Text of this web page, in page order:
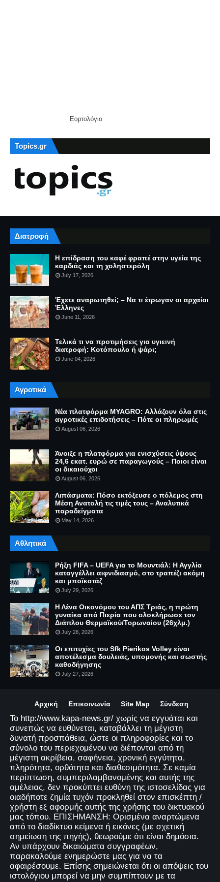
Εορτολόγιο
Topics.gr
Διατροφή
Η επίδραση του καφέ φραπέ στην υγεία της
καρδιάς και τη χοληστερόλη
July 17, 2026
Έχετε αναρωτηθεί; – Να τι έτρωγαν οι αρχαίοι
Έλληνες
June 11, 2026
Τελικά τι να προτιμήσεις για υγιεινή
διατροφή: Κοτόπουλο ή ψάρι;
June 04, 2026
Αγροτικά
Νέα πλατφόρμα MYAGRO: Αλλάζουν όλα στις
αγροτικές επιδοτήσεις – Πότε οι πληρωμές
August 06, 2026
Άνοιξε η πλατφόρμα για ενισχύσεις ύψους
24,6 εκατ. ευρώ σε παραγωγούς – Ποιοι είναι
οι δικαιούχοι
August 06, 2026
Λιπάσματα: Πόσο εκτόξευσε ο πόλεμος στη
Μέση Ανατολή τις τιμές τους – Αναλυτικά
παραδείγματα
May 14, 2026
Αθλητικά
Ρήξη FIFA – UEFA για το Μουντιάλ: Η Αγγλία
καταγγέλλει αιφνιδιασμό, στο τραπέζι ακόμη
και μποϊκοτάζ
July 29, 2026
Η Λένα Οικονόμου του ΑΠΣ Τριάς, η πρώτη
γυναίκα από Πιερία που ολοκλήρωσε τον
Διάπλου Θερμαϊκού/Τορωναίου (26χλμ.)
July 28, 2026
Οι επιτυχίες του Sfk Pierikos Volley είναι
αποτέλεσμα δουλειάς, υπομονής και σωστής
καθοδήγησης
July 27, 2026
Αρχική Επικοινωνία Site Map Σύνδεση
Το http://www.kapa-news.gr/ χωρίς να εγγυάται και
συνεπώς να ευθύνεται, καταβάλλει τη μέγιστη
δυνατή προσπάθεια, ώστε οι πληροφορίες και το
σύνολο του περιεχομένου να διέπονται από τη
μέγιστη ακρίβεια, σαφήνεια, χρονική εγγύτητα,
πληρότητα, ορθότητα και διαθεσιμότητα. Σε καμία
περίπτωση, συμπεριλαμβανομένης και αυτής της
αμέλειας, δεν προκύπτει ευθύνη της ιστοσελίδας για
οιαδήποτε ζημία τυχόν προκληθεί στον επισκέπτη /
χρήστη εξ αφορμής αυτής της χρήσης του δικτυακού
μας τόπου. ΕΠΙΣΗΜΑΝΣΗ: Ορισμένα αναρτώμενα
από το διαδίκτυο κείμενα ή εικόνες (με σχετική
σημείωση της πηγής), θεωρούμε ότι είναι δημόσια.
Αν υπάρχουν δικαιώματα συγγραφέων,
παρακαλούμε ενημερώστε μας για να τα
αφαιρέσουμε. Επίσης σημειώνεται ότι οι απόψεις του
ιστολόγιου μπορεί να μην συμπίπτουν με τα